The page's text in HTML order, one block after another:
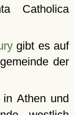
Catholica
gibt es auf
der
in Athen und